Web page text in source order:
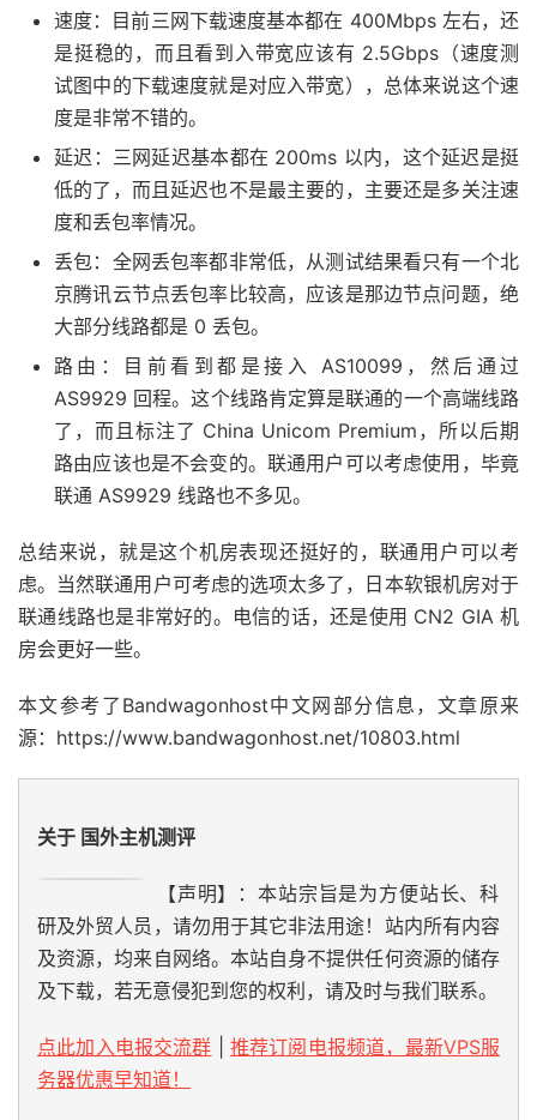
221.176. 20.225 245.87 ms  AS9808 中国, 四川,
成
中国,
16
221.176 21.202 193.11 ms  AS9808 中国, 北京,
17
*
183.221.253.100
速度：目前三网下载速度基本都在 400Mbps 左右，还
是挺稳的，而且看到入带宽应该有 2.5Gbps（速度测
试图中的下载速度就是对应入带宽），总体来说这个速
度是非常不错的。
延迟：三网延迟基本都在 200ms 以内，这个延迟是挺
低的了，而且延迟也不是最主要的，主要还是多关注速
度和丢包率情况。
丢包：全网丢包率都非常低，从测试结果看只有一个北
京腾讯云节点丢包率比较高，应该是那边节点问题，绝
大部分线路都是 0 丢包。
路由：目前看到都是接入 AS10099，然后通过
AS9929 回程。这个线路肯定算是联通的一个高端线路
了，而且标注了 China Unicom Premium，所以后期
路由应该也是不会变的。联通用户可以考虑使用，毕竟
联通 AS9929 线路也不多见。
总结来说，就是这个机房表现还挺好的，联通用户可以考
虑。当然联通用户可考虑的选项太多了，日本软银机房对于
联通线路也是非常好的。电信的话，还是使用 CN2 GIA 机
房会更好一些。
本文参考了Bandwagonhost中文网部分信息，文章原来
源：https://www.bandwagonhost.net/10803.html
关于 国外主机测评
【声明】：本站宗旨是为方便站长、科
研及外贸人员，请勿用于其它非法用途！站内所有内容
及资源，均来自网络。本站自身不提供任何资源的储存
及下载，若无意侵犯到您的权利，请及时与我们联系。
点此加入电报交流群
推荐订阅电报频道，最新VPS服
务器优惠早知道！